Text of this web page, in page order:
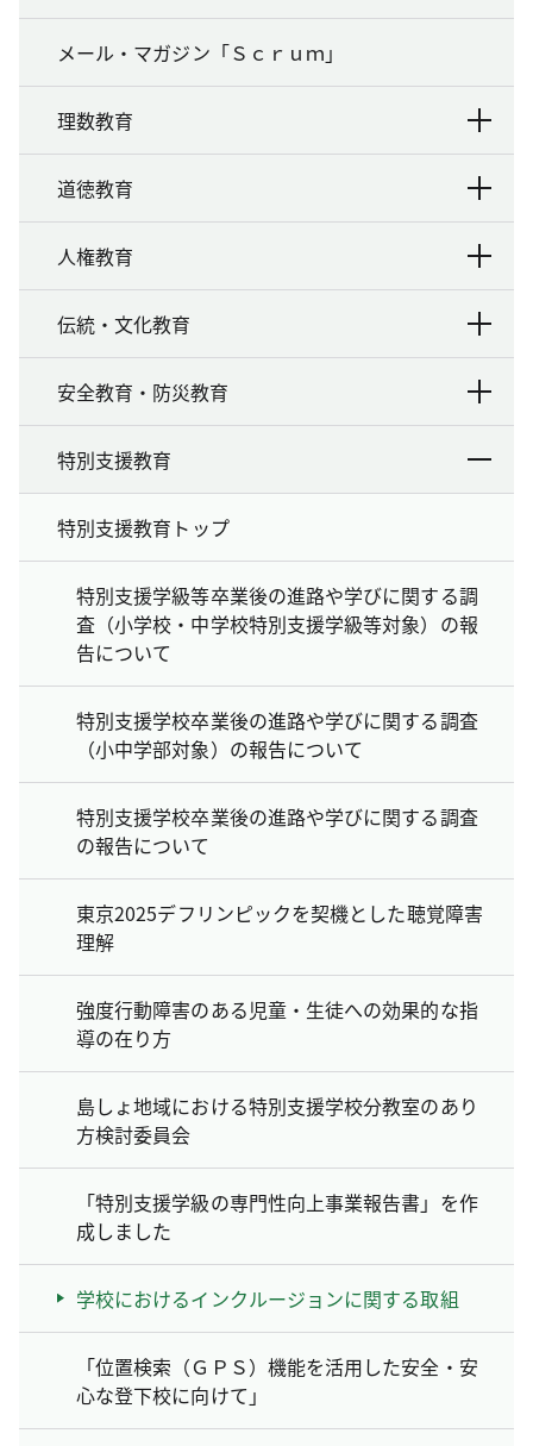
メール・マガジン「Ｓｃｒｕｍ」
理数教育
道徳教育
人権教育
伝統・文化教育
安全教育・防災教育
特別支援教育
特別支援教育トップ
特別支援学級等卒業後の進路や学びに関する調
査（小学校・中学校特別支援学級等対象）の報
告について
特別支援学校卒業後の進路や学びに関する調査
（小中学部対象）の報告について
特別支援学校卒業後の進路や学びに関する調査
の報告について
東京2025デフリンピックを契機とした聴覚障害
理解
強度行動障害のある児童・生徒への効果的な指
導の在り方
島しょ地域における特別支援学校分教室のあり
方検討委員会
「特別支援学級の専門性向上事業報告書」を作
成しました
学校におけるインクルージョンに関する取組
「位置検索（ＧＰＳ）機能を活用した安全・安
心な登下校に向けて」